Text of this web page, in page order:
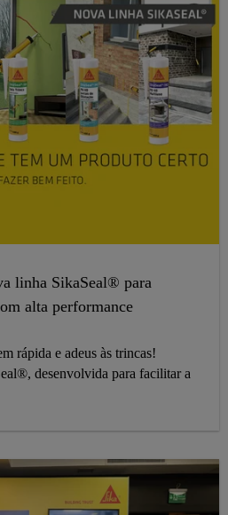
linha SikaSeal® para
alta performance
rápida e adeus às trincas!
desenvolvida para facilitar a